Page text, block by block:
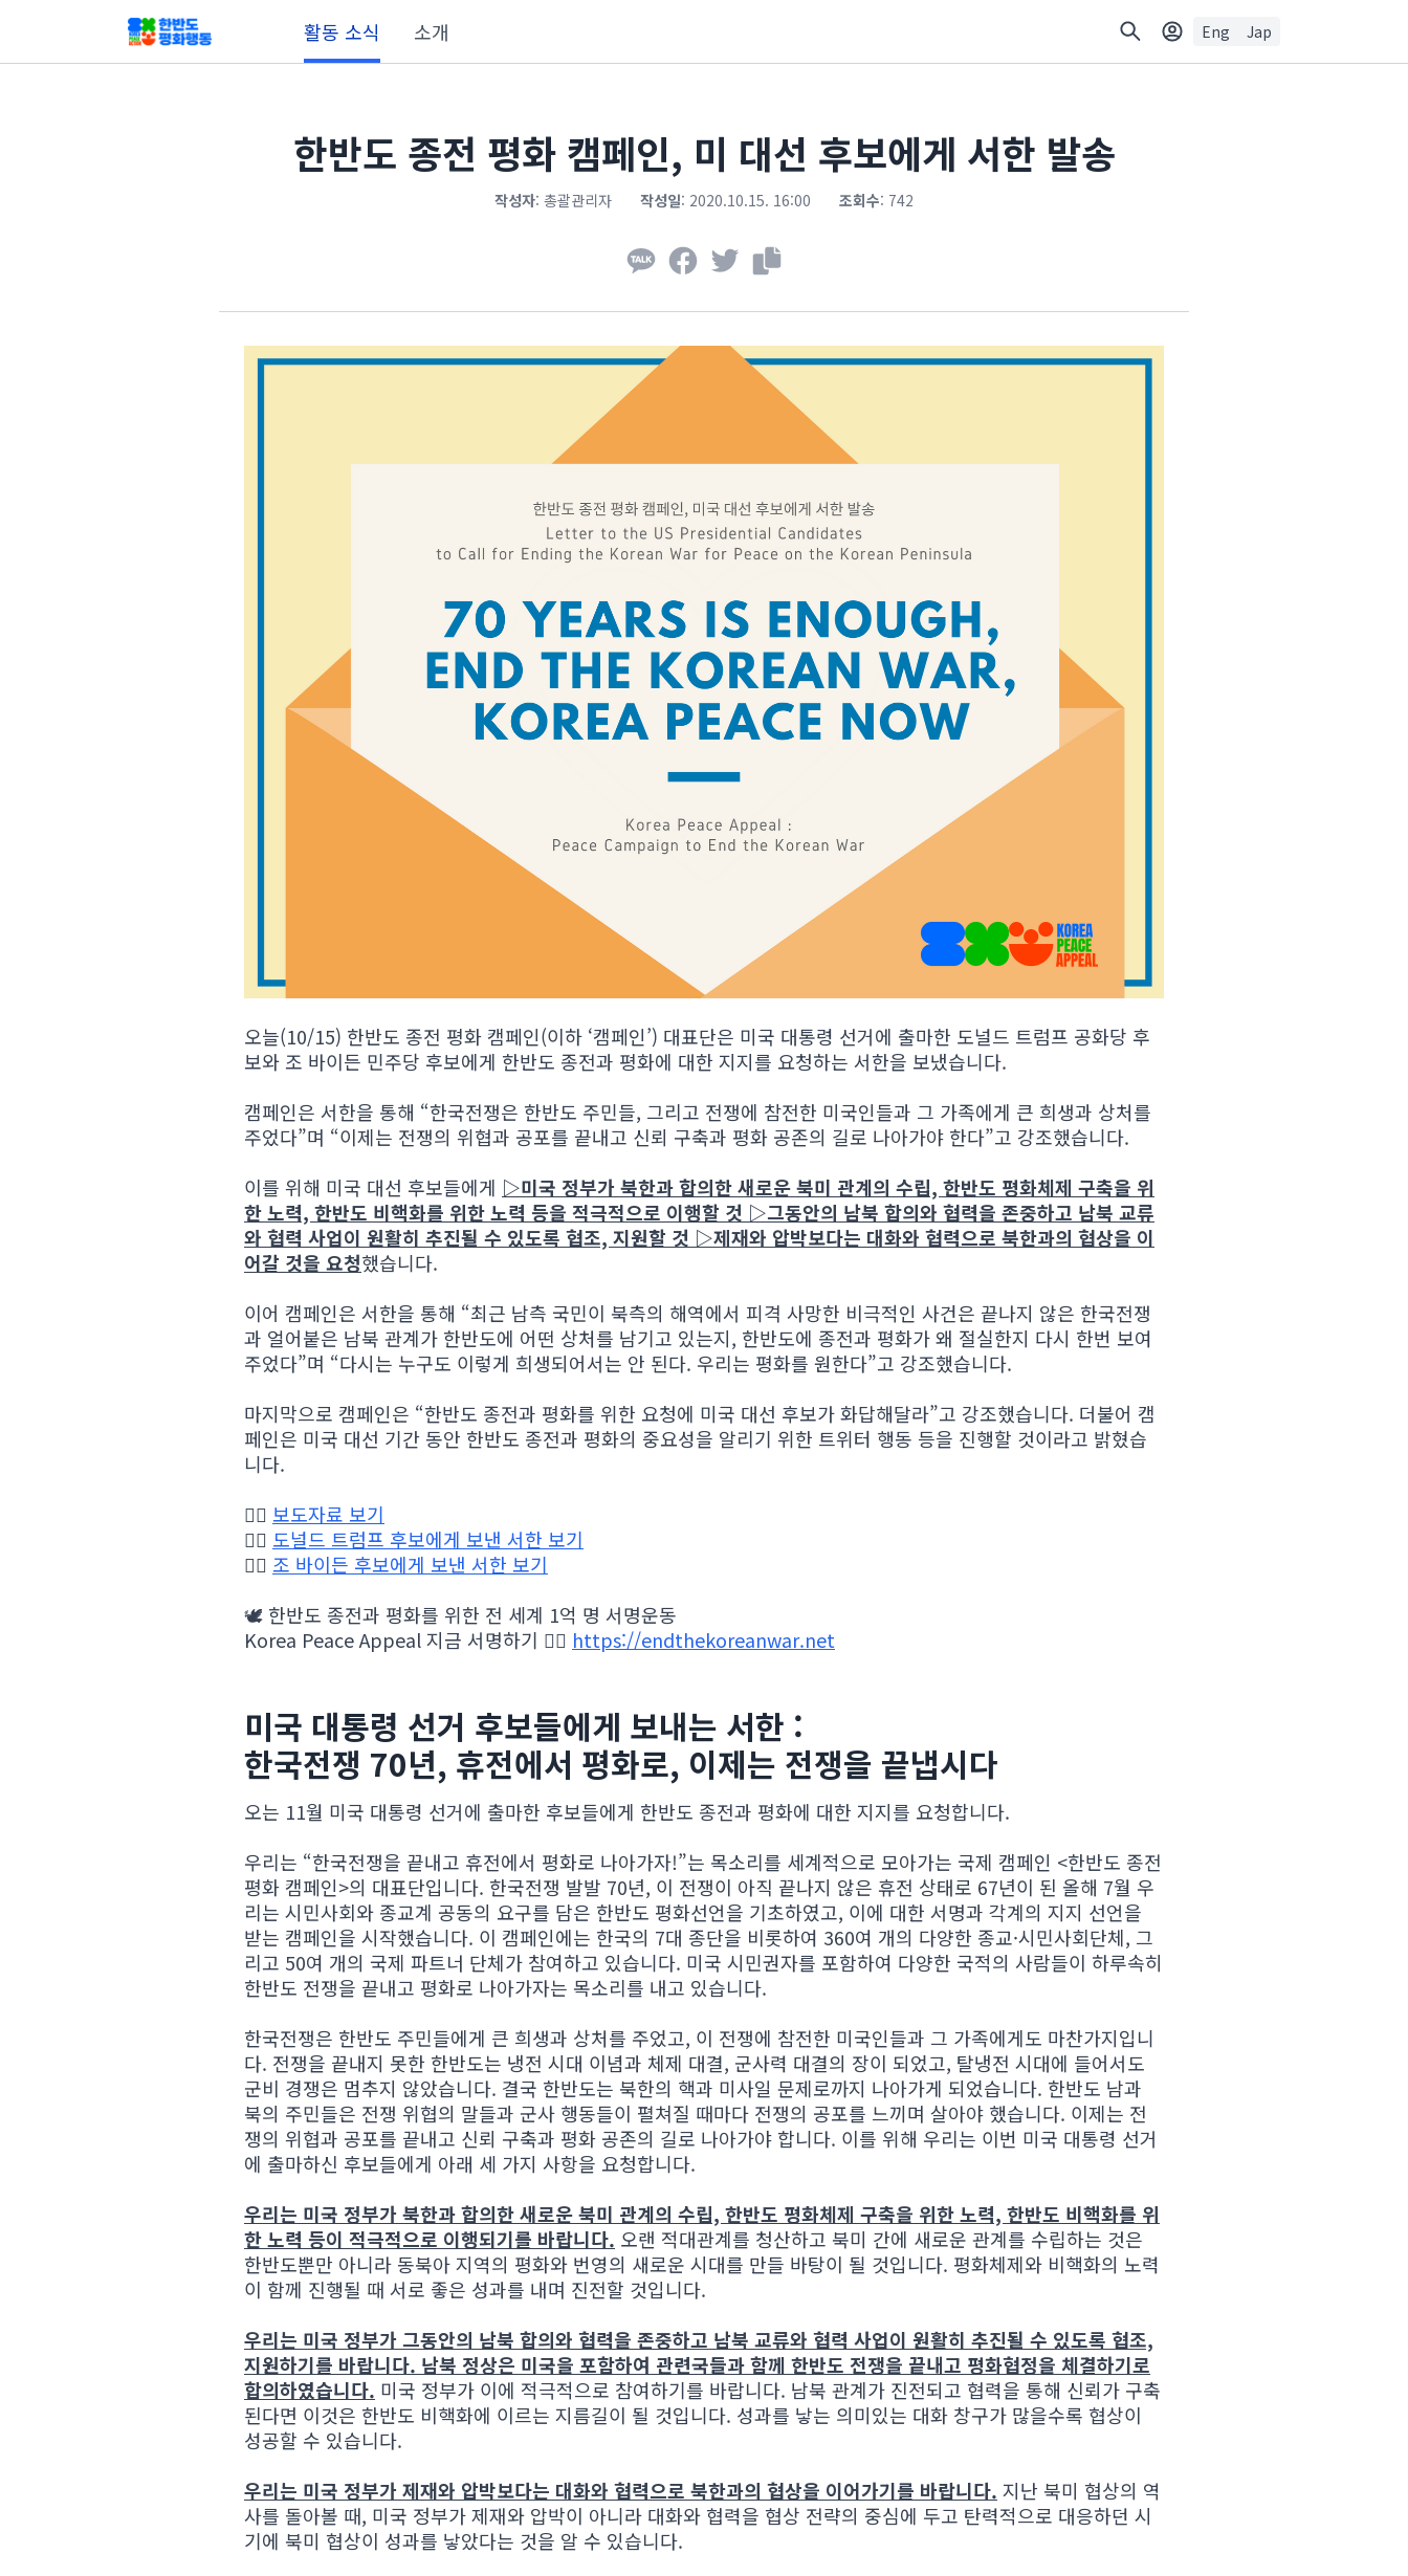
Eng Jap
활동 소식 소개
한반도 종전 평화 캠페인, 미 대선 후보에게 서한 발송
작성자: 총괄관리자 작성일: 2020.10.15. 16:00 조회수: 742
오늘(10/15) 한반도 종전 평화 캠페인(이하 ‘캠페인’) 대표단은 미국 대통령 선거에 출마한 도널드 트럼프 공화당 후
보와 조 바이든 민주당 후보에게 한반도 종전과 평화에 대한 지지를 요청하는 서한을 보냈습니다.
캠페인은 서한을 통해 “한국전쟁은 한반도 주민들, 그리고 전쟁에 참전한 미국인들과 그 가족에게 큰 희생과 상처를
주었다”며 “이제는 전쟁의 위협과 공포를 끝내고 신뢰 구축과 평화 공존의 길로 나아가야 한다”고 강조했습니다.
이를 위해 미국 대선 후보들에게 ▷미국 정부가 북한과 합의한 새로운 북미 관계의 수립, 한반도 평화체제 구축을 위
한 노력, 한반도 비핵화를 위한 노력 등을 적극적으로 이행할 것 ▷그동안의 남북 합의와 협력을 존중하고 남북 교류
와 협력 사업이 원활히 추진될 수 있도록 협조, 지원할 것 ▷제재와 압박보다는 대화와 협력으로 북한과의 협상을 이
어갈 것을 요청했습니다.
이어 캠페인은 서한을 통해 “최근 남측 국민이 북측의 해역에서 피격 사망한 비극적인 사건은 끝나지 않은 한국전쟁
과 얼어붙은 남북 관계가 한반도에 어떤 상처를 남기고 있는지, 한반도에 종전과 평화가 왜 절실한지 다시 한번 보여
주었다”며 “다시는 누구도 이렇게 희생되어서는 안 된다. 우리는 평화를 원한다”고 강조했습니다.
마지막으로 캠페인은 “한반도 종전과 평화를 위한 요청에 미국 대선 후보가 화답해달라”고 강조했습니다. 더불어 캠
페인은 미국 대선 기간 동안 한반도 종전과 평화의 중요성을 알리기 위한 트위터 행동 등을 진행할 것이라고 밝혔습
니다.
👉🏻 보도자료 보기
👉🏻 도널드 트럼프 후보에게 보낸 서한 보기
👉🏻 조 바이든 후보에게 보낸 서한 보기
🕊 한반도 종전과 평화를 위한 전 세계 1억 명 서명운동
Korea Peace Appeal 지금 서명하기 👉🏻 https://endthekoreanwar.net
미국 대통령 선거 후보들에게 보내는 서한 :
한국전쟁 70년, 휴전에서 평화로, 이제는 전쟁을 끝냅시다
오는 11월 미국 대통령 선거에 출마한 후보들에게 한반도 종전과 평화에 대한 지지를 요청합니다.
우리는 “한국전쟁을 끝내고 휴전에서 평화로 나아가자!”는 목소리를 세계적으로 모아가는 국제 캠페인 <한반도 종전
평화 캠페인>의 대표단입니다. 한국전쟁 발발 70년, 이 전쟁이 아직 끝나지 않은 휴전 상태로 67년이 된 올해 7월 우
리는 시민사회와 종교계 공동의 요구를 담은 한반도 평화선언을 기초하였고, 이에 대한 서명과 각계의 지지 선언을
받는 캠페인을 시작했습니다. 이 캠페인에는 한국의 7대 종단을 비롯하여 360여 개의 다양한 종교·시민사회단체, 그
리고 50여 개의 국제 파트너 단체가 참여하고 있습니다. 미국 시민권자를 포함하여 다양한 국적의 사람들이 하루속히
한반도 전쟁을 끝내고 평화로 나아가자는 목소리를 내고 있습니다.
한국전쟁은 한반도 주민들에게 큰 희생과 상처를 주었고, 이 전쟁에 참전한 미국인들과 그 가족에게도 마찬가지입니
다. 전쟁을 끝내지 못한 한반도는 냉전 시대 이념과 체제 대결, 군사력 대결의 장이 되었고, 탈냉전 시대에 들어서도
군비 경쟁은 멈추지 않았습니다. 결국 한반도는 북한의 핵과 미사일 문제로까지 나아가게 되었습니다. 한반도 남과
북의 주민들은 전쟁 위협의 말들과 군사 행동들이 펼쳐질 때마다 전쟁의 공포를 느끼며 살아야 했습니다. 이제는 전
쟁의 위협과 공포를 끝내고 신뢰 구축과 평화 공존의 길로 나아가야 합니다. 이를 위해 우리는 이번 미국 대통령 선거
에 출마하신 후보들에게 아래 세 가지 사항을 요청합니다.
우리는 미국 정부가 북한과 합의한 새로운 북미 관계의 수립, 한반도 평화체제 구축을 위한 노력, 한반도 비핵화를 위
한 노력 등이 적극적으로 이행되기를 바랍니다. 오랜 적대관계를 청산하고 북미 간에 새로운 관계를 수립하는 것은
한반도뿐만 아니라 동북아 지역의 평화와 번영의 새로운 시대를 만들 바탕이 될 것입니다. 평화체제와 비핵화의 노력
이 함께 진행될 때 서로 좋은 성과를 내며 진전할 것입니다.
우리는 미국 정부가 그동안의 남북 합의와 협력을 존중하고 남북 교류와 협력 사업이 원활히 추진될 수 있도록 협조,
지원하기를 바랍니다. 남북 정상은 미국을 포함하여 관련국들과 함께 한반도 전쟁을 끝내고 평화협정을 체결하기로
합의하였습니다. 미국 정부가 이에 적극적으로 참여하기를 바랍니다. 남북 관계가 진전되고 협력을 통해 신뢰가 구축
된다면 이것은 한반도 비핵화에 이르는 지름길이 될 것입니다. 성과를 낳는 의미있는 대화 창구가 많을수록 협상이
성공할 수 있습니다.
우리는 미국 정부가 제재와 압박보다는 대화와 협력으로 북한과의 협상을 이어가기를 바랍니다. 지난 북미 협상의 역
사를 돌아볼 때, 미국 정부가 제재와 압박이 아니라 대화와 협력을 협상 전략의 중심에 두고 탄력적으로 대응하던 시
기에 북미 협상이 성과를 낳았다는 것을 알 수 있습니다.